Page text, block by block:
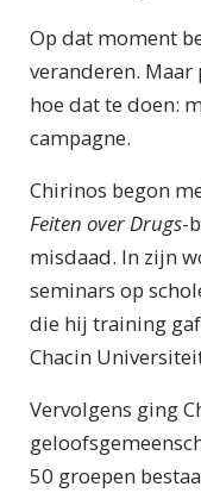
Op dat moment
veranderen.
hoe dat te doen:
campagne.
Chirinos begon
Feiten over Drugs-
misdaad. In zijn
seminars op
die hij training gaf
Chacin
Vervolgens ging
50 groepen